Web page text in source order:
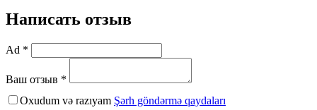
Написать отзыв
Ad *
Ваш отзыв *
Oxudum və razıyam Şərh göndərmə qaydaları